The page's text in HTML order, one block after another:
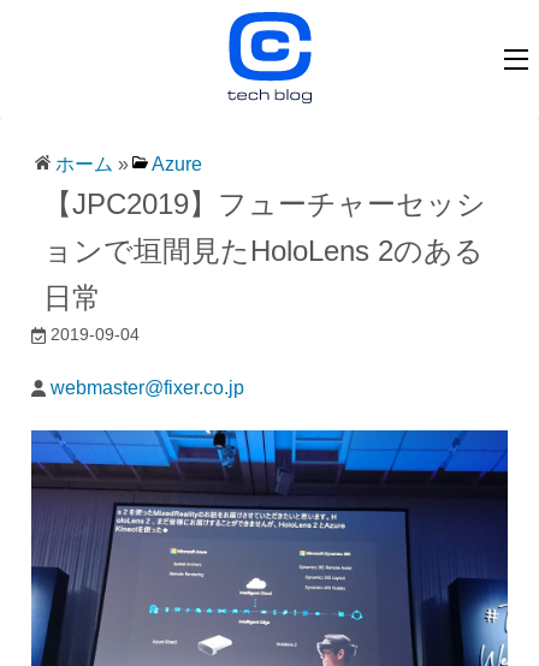
ホーム » Azure
【JPC2019】フューチャーセッシ
ョンで垣間見たHoloLens 2のある
日常
2019-09-04
webmaster@fixer.co.jp